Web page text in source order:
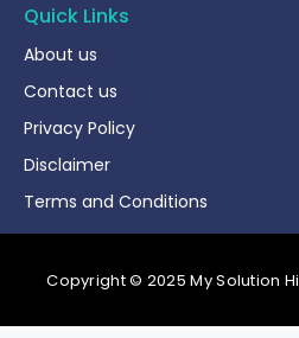
Quick Links
About us
Contact us
Privacy Policy
Disclaimer
Terms and Conditions
Copyright © 2025 My Solution